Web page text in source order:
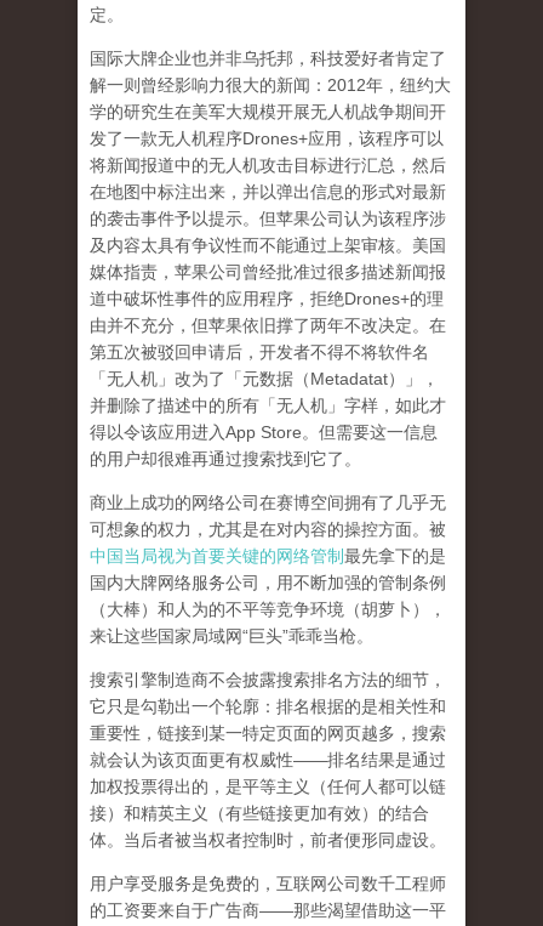
定。
国际大牌企业也并非乌托邦，科技爱好者肯定了
解一则曾经影响力很大的新闻： 2012年，纽约大
学的研究生在美军大规模开展无人机战争期间开
发了一款无人机程序Drones+应用，该程序可以
将新闻报道中的无人机攻击目标进行汇总，然后
在地图中标注出来，并以弹出信息的形式对最新
的袭击事件予以提示。但苹果公司认为该程序涉
及内容太具有争议性而不能通过上架审核。美国
媒体指责，苹果公司曾经批准过很多描述新闻报
道中破坏性事件的应用程序，拒绝Drones+的理
由并不充分，但苹果依旧撑了两年不改决定。在
第五次被驳回申请后，开发者不得不将软件名
「无人机」改为了「元数据（Metadatat）」，
并删除了描述中的所有「无人机」字样，如此才
得以令该应用进入App Store。但需要这一信息
的用户却很难再通过搜索找到它了。
商业上成功的网络公司在赛博空间拥有了几乎无
可想象的权力，尤其是在对内容的操控方面。被
中国当局视为首要关键的网络管制最先拿下的是
国内大牌网络服务公司 ，用不断加强的管制条例
（大棒）和人为的不平等竞争环境（胡萝卜），
来让这些国家局域网“巨头”乖乖当枪。
搜索引擎制造商不会披露搜索排名方法的细节，
它只是勾勒出一个轮廓：排名根据的是相关性和
重要性，链接到某一特定页面的网页越多，搜索
就会认为该页面更有权威性——排名结果是通过
加权投票得出的，是平等主义（任何人都可以链
接）和精英主义（有些链接更加有效）的结合
体。 当后者被当权者控制时，前者便形同虚设。
用户享受服务是免费的，互联网公司数千工程师
的工资要来自于广告商——那些渴望借助这一平